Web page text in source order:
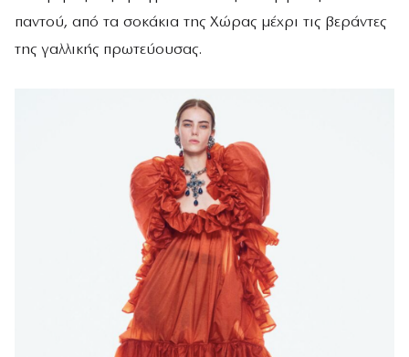
παντού, από τα σοκάκια της Χώρας μέχρι τις βεράντες
της γαλλικής πρωτεύουσας.